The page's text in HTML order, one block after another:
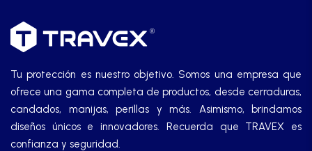
TANKE
Tu protección es nuestro objetivo. Somos una empresa que
ofrece una gama completa de productos, desde cerraduras,
candados, manijas, perillas y más. Asimismo, brindamos
diseños únicos e innovadores. Recuerda que TRAVEX es
confianza y seguridad.